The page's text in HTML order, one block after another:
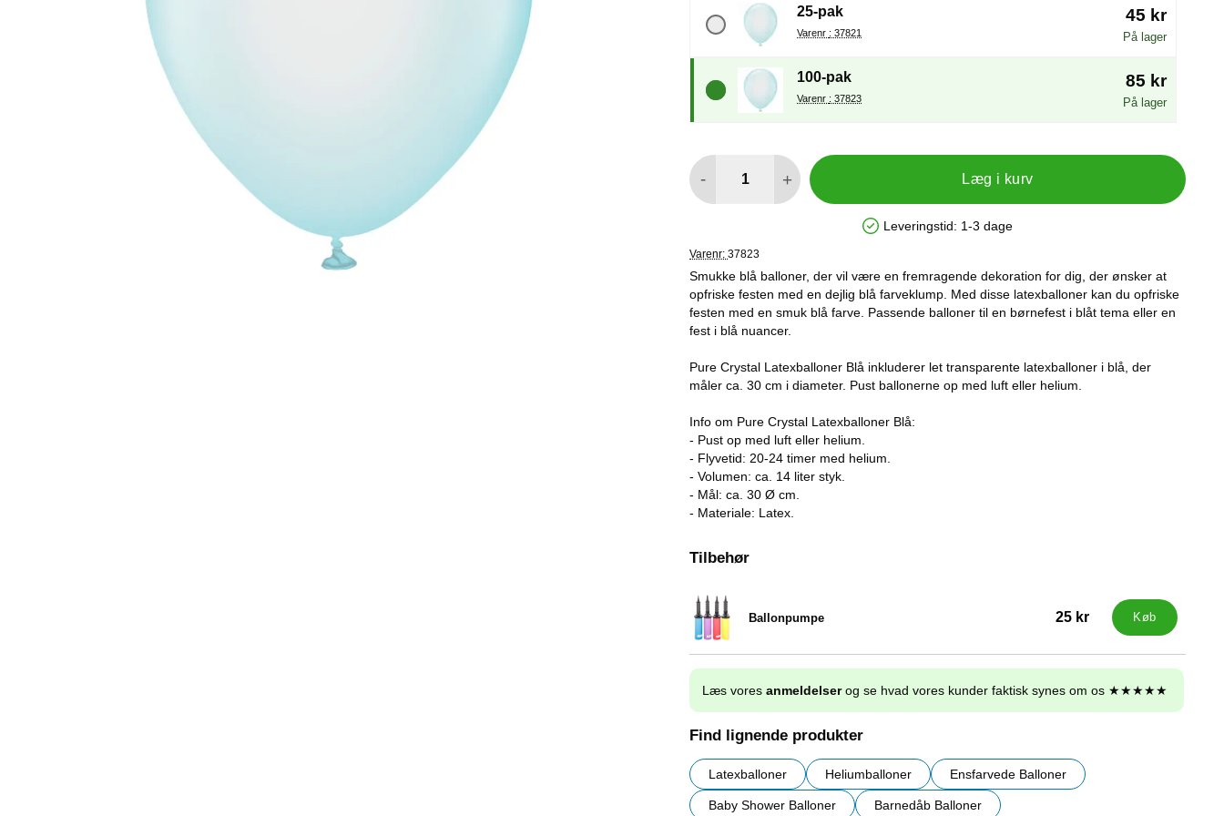
25-pak
Varenr : 37821
45 kr
På lager
100-pak
Varenr : 37823
85 kr
På lager
- + Læg i kurv
Produkttilgængelighed: På lager
Leveringstid: 1-3 dage
Varenr: 37823
Smukke blå balloner, der vil være en fremragende dekoration for dig, der ønsker at
opfriske festen med en dejlig blå farveklump. Med disse latexballoner kan du opfriske
festen med en smuk blå farve. Passende balloner til en børnefest i blåt tema eller en
fest i blå nuancer.
Pure Crystal Latexballoner Blå inkluderer let transparente latexballoner i blå, der
måler ca. 30 cm i diameter. Pust ballonerne op med luft eller helium.
Info om Pure Crystal Latexballoner Blå:
- Pust op med luft eller helium.
- Flyvetid: 20-24 timer med helium.
- Volumen: ca. 14 liter styk.
- Mål: ca. 30 Ø cm.
- Materiale: Latex.
Tilbehør
Ballonpumpe
Varenr 9838 25 kr Køb
Læs vores anmeldelserog se hvad vores kunder faktisk synes om os ★★★★★
Find lignende produkter
Latexballoner Heliumballoner Ensfarvede Balloner
Baby Shower Balloner Barnedåb Balloner